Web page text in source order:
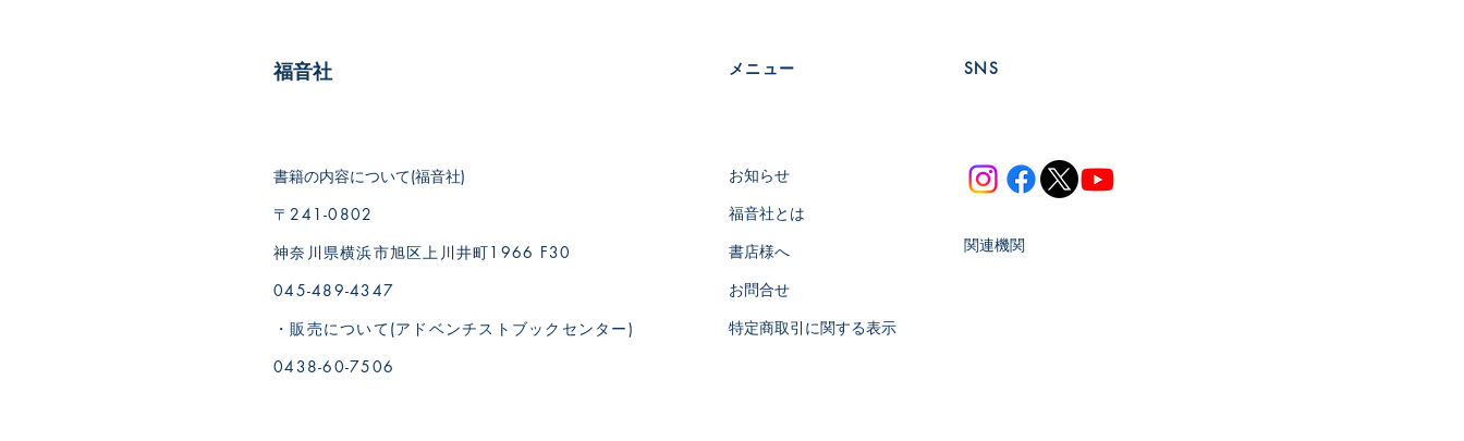
福音社
書籍の内容について(福音社)
〒241-0802
神奈川県横浜市旭区上川井町1966 F30
045-489-4347
・販売について(アドベンチストブックセンター)
0438-60-7506
メニュー
お知らせ
​SNS
福音社とは
書店様へ
関連機関
お問合せ
特定商取引に関する表示